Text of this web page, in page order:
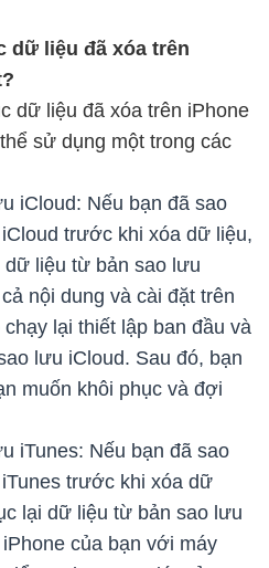
dữ liệu đã xóa trên
dữ liệu đã xóa trên iPhone
sử dụng một trong các
iCloud: Nếu bạn đã sao
trước khi xóa dữ liệu,
dữ liệu từ bản sao lưu
nội dung và cài đặt trên
lại thiết lập ban đầu và
lưu iCloud. Sau đó, bạn
muốn khôi phục và đợi
iTunes: Nếu bạn đã sao
trước khi xóa dữ
lại dữ liệu từ bản sao lưu
của bạn với máy